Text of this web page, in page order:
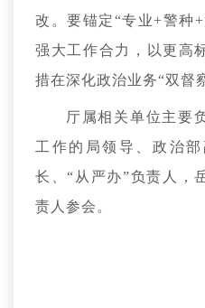
改。要锚定“专业+警种
强大工作合力，以更高
措在深化政治业务“双督
厅属相关单位主要
工作的局领导、政治
长、“从严办”负责人，
责人参会。